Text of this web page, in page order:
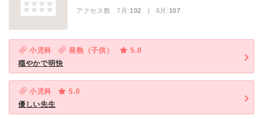
アクセス数 7月:102 | 6月:107
小児科 発熱（子供）
5.0
穏やかで明快
小児科
5.0
優しい先生